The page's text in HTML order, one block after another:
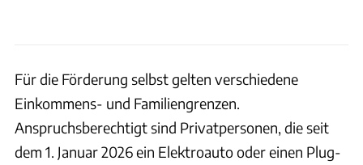
Für die Förderung selbst gelten verschiedene
Einkommens- und Familiengrenzen.
Anspruchsberechtigt sind Privatpersonen, die seit
dem 1. Januar 2026 ein Elektroauto oder einen Plug-